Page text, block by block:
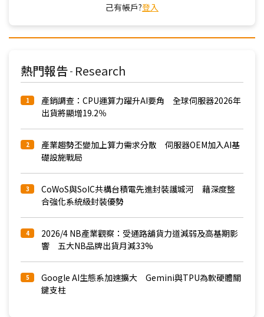
己有帳戶?登入
熱門報告 - Research
1
產銷調查：CPU運算力躍升AI要角 全球伺服器2026年
出貨將顯增19.2％
2
產業趨勢丕變加上算力需求分散 伺服器OEM加入AI基
礎設施戰局
3
CoWoS與SoIC共構台積電先進封裝護城河 藉深度整
合強化系統級封裝優勢
4
2026/4 NB產業觀察：受通路舖貨力道減弱及高基期影
響 五大NB品牌出貨月減33%
5
Google AI生態系加速擴大 Gemini與TPU為軟硬體關
鍵支柱